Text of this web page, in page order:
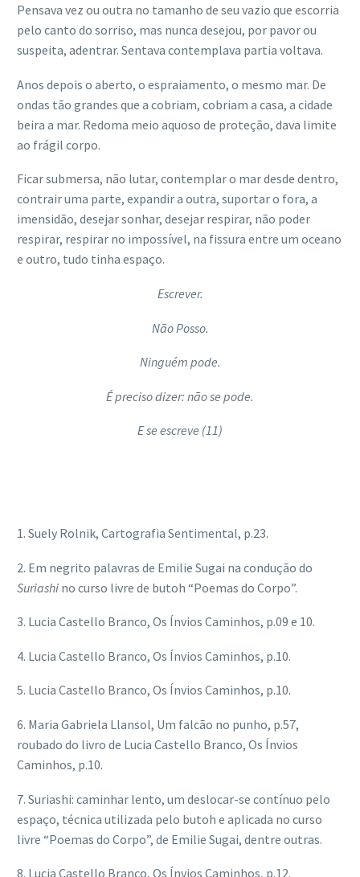
Pensava vez ou outra no tamanho de seu vazio que escorria
pelo canto do sorriso, mas nunca desejou, por pavor ou
suspeita, adentrar. Sentava contemplava partia voltava.
Anos depois o aberto, o espraiamento, o mesmo mar. De
ondas tão grandes que a cobriam, cobriam a casa, a cidade
beira a mar. Redoma meio aquoso de proteção, dava limite
ao frágil corpo.
Ficar submersa, não lutar, contemplar o mar desde dentro,
contrair uma parte, expandir a outra, suportar o fora, a
imensidão, desejar sonhar, desejar respirar, não poder
respirar, respirar no impossível, na fissura entre um oceano
e outro, tudo tinha espaço.
Escrever.
Não Posso.
Ninguém pode.
É preciso dizer: não se pode.
E se escreve (11)
1. Suely Rolnik, Cartografia Sentimental, p.23.
2. Em negrito palavras de Emilie Sugai na condução do
Suriashi no curso livre de butoh “Poemas do Corpo”.
3. Lucia Castello Branco, Os Ínvios Caminhos, p.09 e 10.
4. Lucia Castello Branco, Os Ínvios Caminhos, p.10.
5. Lucia Castello Branco, Os Ínvios Caminhos, p.10.
6. Maria Gabriela Llansol, Um falcão no punho, p.57,
roubado do livro de Lucia Castello Branco, Os Ínvios
Caminhos, p.10.
7. Suriashi: caminhar lento, um deslocar-se contínuo pelo
espaço, técnica utilizada pelo butoh e aplicada no curso
livre “Poemas do Corpo”, de Emilie Sugai, dentre outras.
8. Lucia Castello Branco, Os Ínvios Caminhos, p.12.